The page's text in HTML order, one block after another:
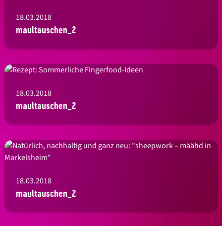
18.03.2018
maultauschen_2
18.03.2018
maultauschen_2
18.03.2018
maultauschen_2